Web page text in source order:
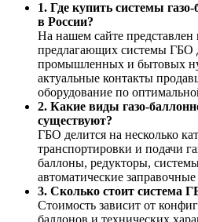
1. Где купить системы
в России?
На нашем сайте представлен
предлагающих системы ГБО
промышленных и бытовых
актуальные контакты
оборудование по
2. Какие виды газо-
существуют?
ГБО делится на несколько
транспортировки и подачи
баллоны, редукторы,
автоматические
3. Сколько стоит система
Стоимость зависит от